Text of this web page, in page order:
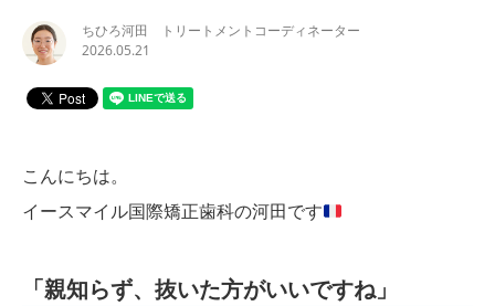
ちひろ河田 トリートメントコーディネーター
2026.05.21
こんにちは。
イースマイル国際矯正歯科の河田です
「親知らず、抜いた方がいいですね」